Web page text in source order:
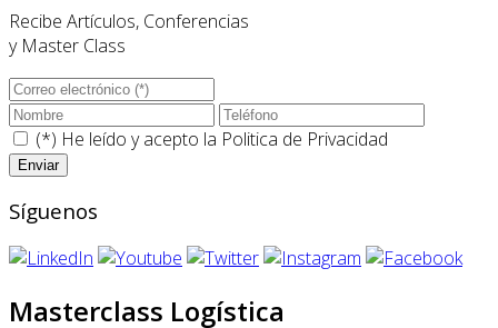
Recibe Artículos, Conferencias
y Master Class
(*) He leído y acepto la Politica de Privacidad
Síguenos
Masterclass Logística